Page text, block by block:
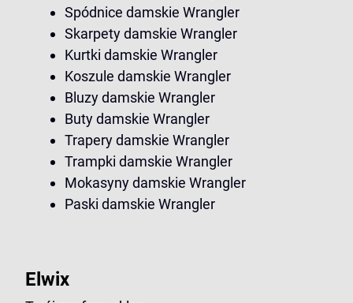
Spódnice damskie Wrangler
Skarpety damskie Wrangler
Kurtki damskie Wrangler
Koszule damskie Wrangler
Bluzy damskie Wrangler
Buty damskie Wrangler
Trapery damskie Wrangler
Trampki damskie Wrangler
Mokasyny damskie Wrangler
Paski damskie Wrangler
Elwix